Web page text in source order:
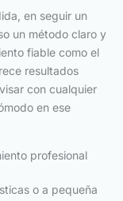
en seguir un
un método claro y
fiable como el
resultados
con cualquier
en ese
profesional
o a pequeña